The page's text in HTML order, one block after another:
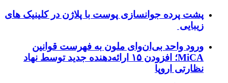
پشت پرده جوانسازی پوست با پلاژن در کلینیک های
زیبایی
ورود واحد بی‌ان‌وای ملون به فهرست قوانین
MiCA؛ افزودن ۱۵ ارائه‌دهنده جدید توسط نهاد
نظارتی اروپا